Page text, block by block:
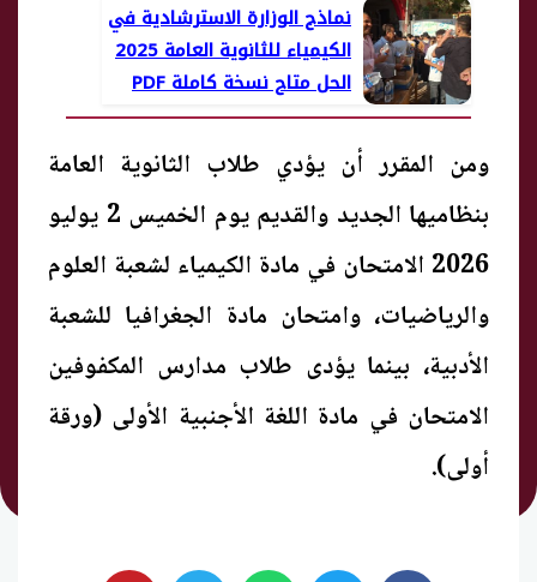
نماذج الوزارة الاسترشادية في
الكيمياء للثانوية العامة 2025
الحل متاح نسخة كاملة PDF
ومن المقرر أن يؤدي طلاب الثانوية العامة
بنظاميها الجديد والقديم يوم الخميس 2 يوليو
2026 الامتحان في مادة الكيمياء لشعبة العلوم
والرياضيات، وامتحان مادة الجغرافيا للشعبة
الأدبية، بينما يؤدى طلاب مدارس المكفوفين
الامتحان في مادة اللغة الأجنبية الأولى (ورقة
أولى).